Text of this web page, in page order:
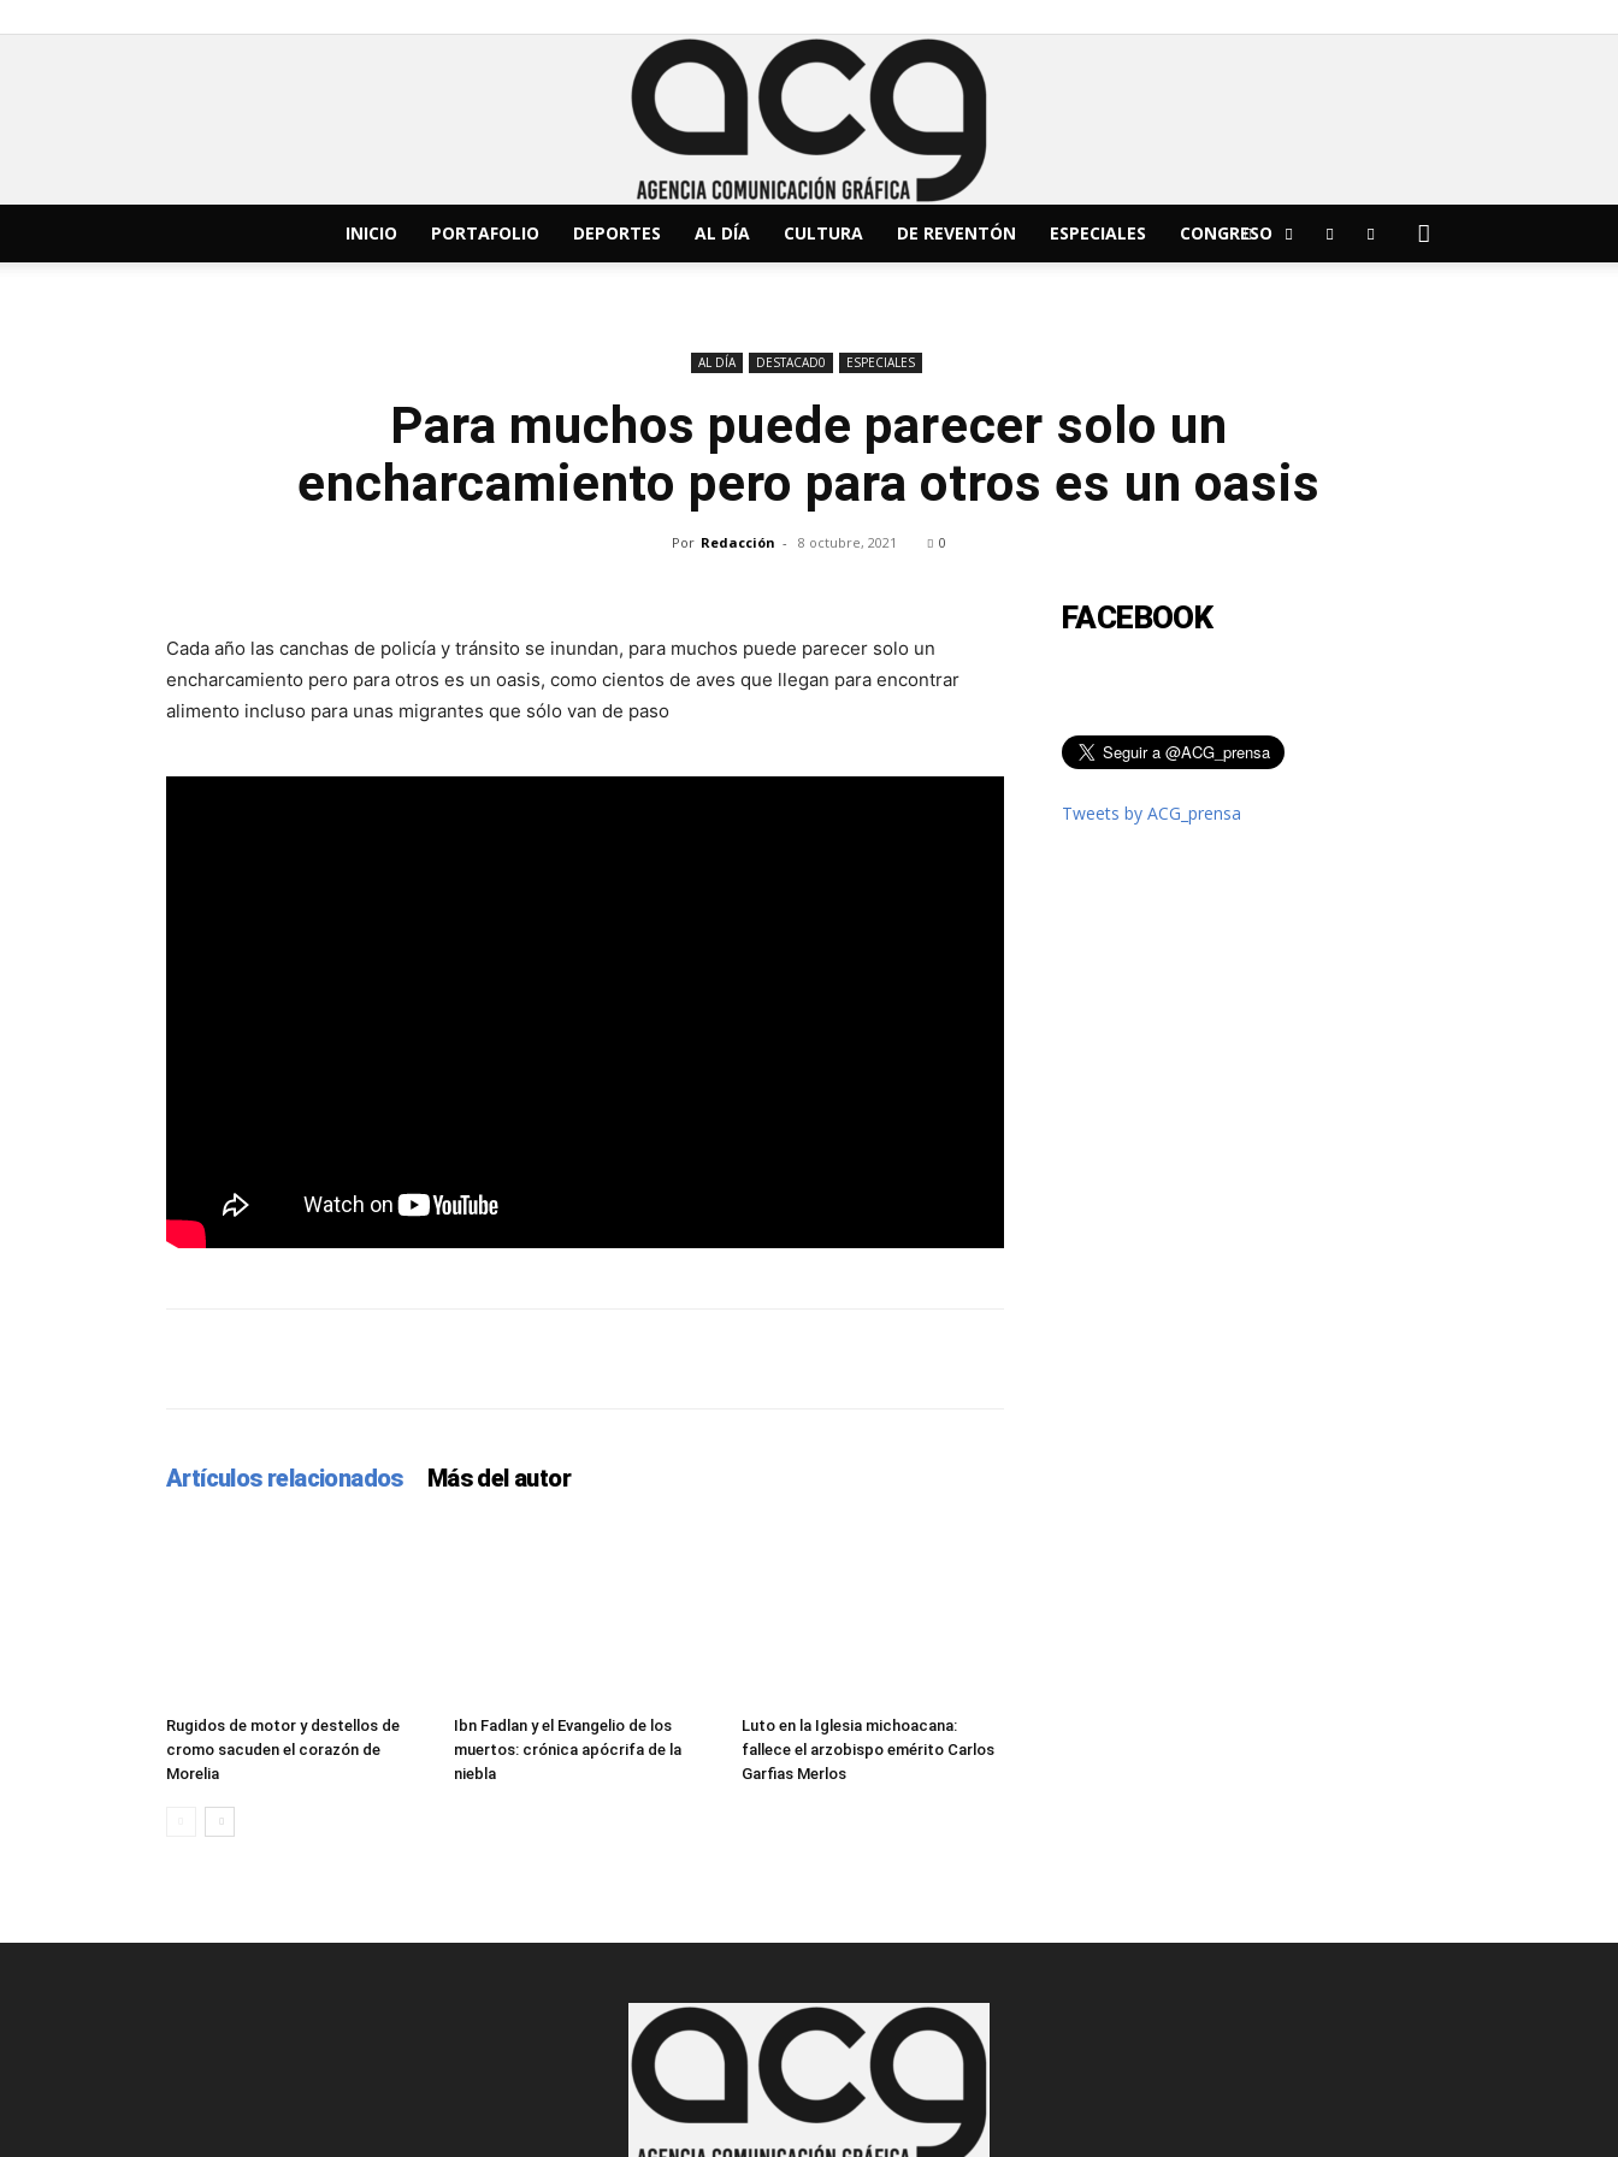
Noticias
INICIO PORTAFOLIO DEPORTES AL DÍA CULTURA DE REVENTÓN ESPECIALES CONGRESO
AL DÍA DESTACAD0 ESPECIALES
Para muchos puede parecer solo un
encharcamiento pero para otros es un oasis
Por Redacción - 8 octubre, 2021 0
Cada año las canchas de policía y tránsito se inundan, para muchos puede parecer solo un
encharcamiento pero para otros es un oasis, como cientos de aves que llegan para encontrar
alimento incluso para unas migrantes que sólo van de paso
Artículos relacionados Más del autor
Rugidos de motor y destellos de
cromo sacuden el corazón de
Morelia
Ibn Fadlan y el Evangelio de los
muertos: crónica apócrifa de la
niebla
Luto en la Iglesia michoacana:
fallece el arzobispo emérito Carlos
Garfias Merlos
FACEBOOK
Tweets by ACG_prensa